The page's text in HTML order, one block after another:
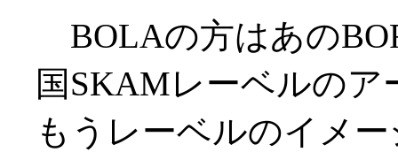
BOLAの方はあの
国SKAMレーベルのア
もうレーベルのイメ